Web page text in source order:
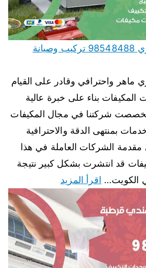
فني تكييف هندي الري 98548488 تركيب وصيانة
ماهر واحترافي وقادر على القيام
بناء على خبرة عالية
تخصصت شركتنا في مجال المكيفات
بمنتهى الدقة والاحترافية
مقدمة الشركات العاملة في هذا
قد انتشرت بشكل كبير نتيجة
الكويت… اقرأ المزيد